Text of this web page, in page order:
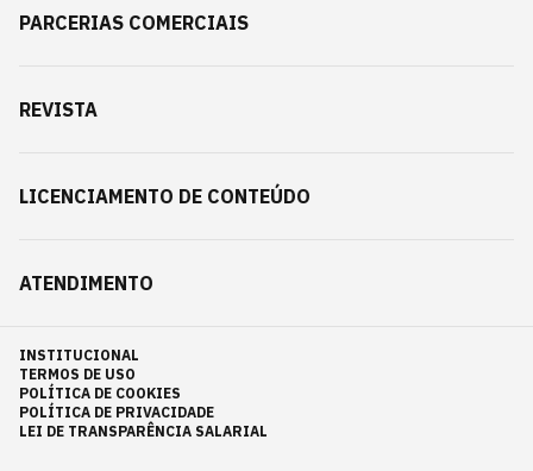
PARCERIAS COMERCIAIS
REVISTA
LICENCIAMENTO DE CONTEÚDO
ATENDIMENTO
INSTITUCIONAL
TERMOS DE USO
POLÍTICA DE COOKIES
POLÍTICA DE PRIVACIDADE
LEI DE TRANSPARÊNCIA SALARIAL